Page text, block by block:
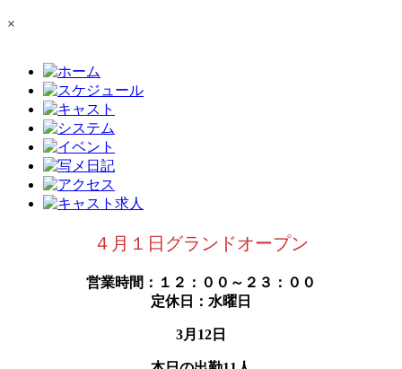
×
４月１日グランドオープン
営業時間：１２：００～２３：００
定休日：水曜日
3月12日